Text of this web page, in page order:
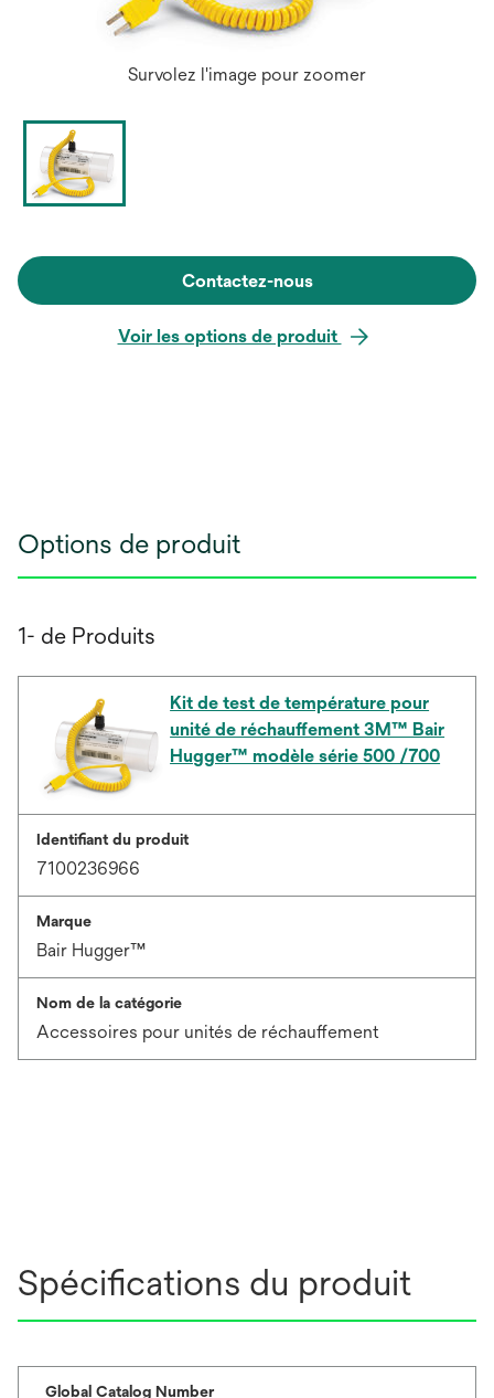
Survolez l'image pour zoomer
Contactez-nous
Voir les options de produit
Options de produit
1- de Produits
Kit de test de température pour
unité de réchauffement 3M™ Bair
Hugger™ modèle série 500 /700
Identifiant du produit
7100236966
Marque
Bair Hugger™
Nom de la catégorie
Accessoires pour unités de réchauffement
Spécifications du produit
Global Catalog Number